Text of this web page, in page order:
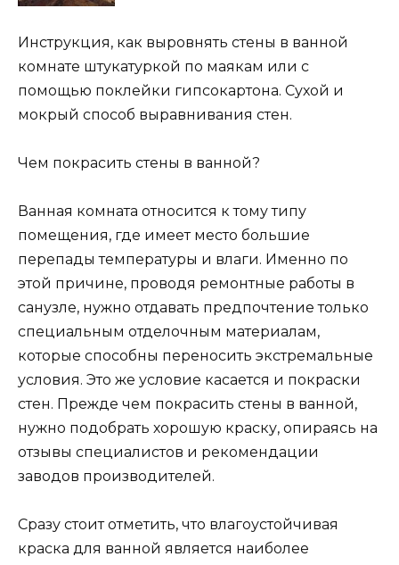
Инструкция, как выровнять стены в ванной
комнате штукатуркой по маякам или с
помощью поклейки гипсокартона. Сухой и
мокрый способ выравнивания стен.
Чем покрасить стены в ванной?
Ванная комната относится к тому типу
помещения, где имеет место большие
перепады температуры и влаги. Именно по
этой причине, проводя ремонтные работы в
санузле, нужно отдавать предпочтение только
специальным отделочным материалам,
которые способны переносить экстремальные
условия. Это же условие касается и покраски
стен. Прежде чем покрасить стены в ванной,
нужно подобрать хорошую краску, опираясь на
отзывы специалистов и рекомендации
заводов производителей.
Сразу стоит отметить, что влагоустойчивая
краска для ванной является наиболее